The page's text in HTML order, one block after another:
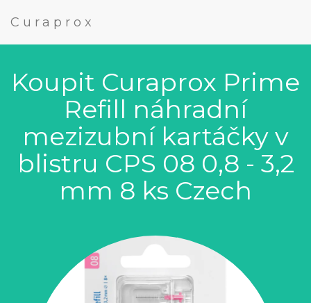
Curaprox
Koupit Curaprox Prime
Refill náhradní
mezizubní kartáčky v
blistru CPS 08 0,8 - 3,2
mm 8 ks Czech